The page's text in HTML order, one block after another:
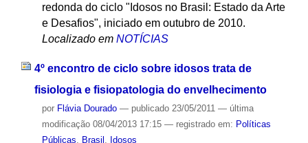
redonda do ciclo "Idosos no Brasil: Estado da Arte
e Desafios", iniciado em outubro de 2010.
Localizado em NOTÍCIAS
4º encontro de ciclo sobre idosos trata de
fisiologia e fisiopatologia do envelhecimento
por Flávia Dourado — publicado23/05/2011 — última
modificação08/04/2013 17:15 — registrado em: Políticas
Públicas
Brasil Idosos